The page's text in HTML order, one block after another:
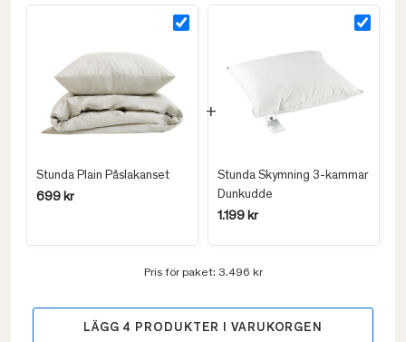
Stunda Plain Påslakanset
699 kr
Stunda Skymning 3-kammar
Dunkudde
1.199 kr
Pris för paket: 3.496 kr
LÄGG 4 PRODUKTER I VARUKORGEN